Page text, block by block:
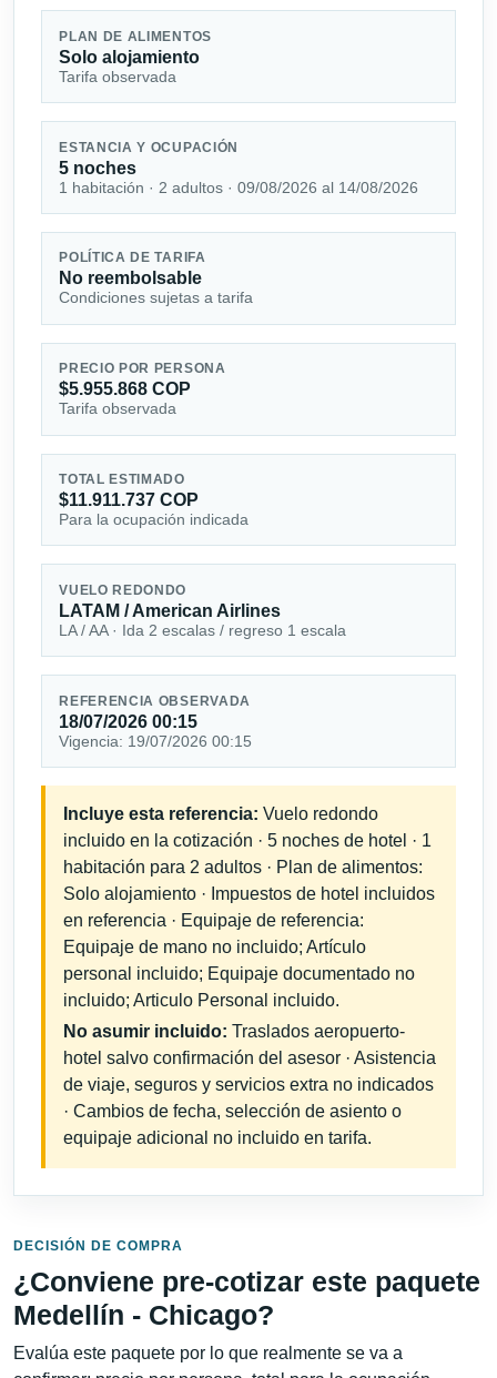
PLAN DE ALIMENTOS
Solo alojamiento
Tarifa observada
ESTANCIA Y OCUPACIÓN
5 noches
1 habitación · 2 adultos · 09/08/2026 al 14/08/2026
POLÍTICA DE TARIFA
No reembolsable
Condiciones sujetas a tarifa
PRECIO POR PERSONA
$5.955.868 COP
Tarifa observada
TOTAL ESTIMADO
$11.911.737 COP
Para la ocupación indicada
VUELO REDONDO
LATAM / American Airlines
LA / AA · Ida 2 escalas / regreso 1 escala
REFERENCIA OBSERVADA
18/07/2026 00:15
Vigencia: 19/07/2026 00:15
Incluye esta referencia: Vuelo redondo
incluido en la cotización · 5 noches de hotel · 1
habitación para 2 adultos · Plan de alimentos:
Solo alojamiento · Impuestos de hotel incluidos
en referencia · Equipaje de referencia:
Equipaje de mano no incluido; Artículo
personal incluido; Equipaje documentado no
incluido; Articulo Personal incluido.
No asumir incluido: Traslados aeropuerto-
hotel salvo confirmación del asesor · Asistencia
de viaje, seguros y servicios extra no indicados
· Cambios de fecha, selección de asiento o
equipaje adicional no incluido en tarifa.
DECISIÓN DE COMPRA
¿Conviene pre-cotizar este paquete
Medellín - Chicago?
Evalúa este paquete por lo que realmente se va a